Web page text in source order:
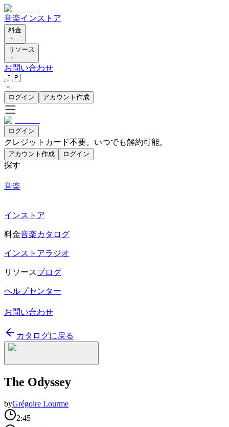
音楽インストア
料金
リソース
お問い合わせ
🇯🇵
ログイン アカウント作成
ログイン
クレジットカード不要。いつでも解約可能。
アカウント作成 ログイン
探す
音楽
インストア
料金音楽カタログ
インストアラジオ
リソースブログ
ヘルプセンター
お問い合わせ
カタログに戻る
The Odyssey
byGrégoire Lourme
2:45